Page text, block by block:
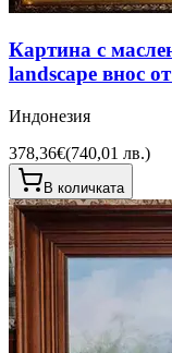
Картина с
landscape внос
Индонезия
378,36€(740,01 лв.)
В количката